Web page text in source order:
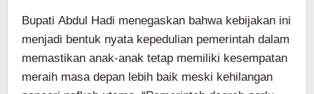
Bupati Abdul Hadi menegaskan bahwa kebijakan ini
menjadi bentuk nyata kepedulian pemerintah dalam
memastikan anak-anak tetap memiliki kesempatan
meraih masa depan lebih baik meski kehilangan